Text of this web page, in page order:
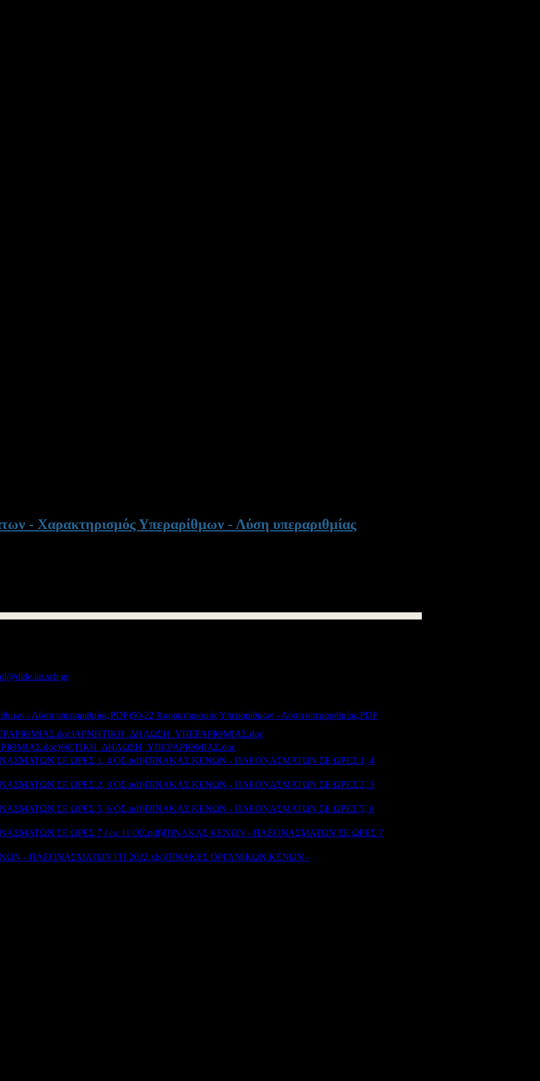
- Χαρακτηρισμός Υπεραρίθμων - Λύση υπεραριθμίας
λόγο)
3)
)
50-22 Χαρακτηρισμός Υπεραρίθμων - Λύση υπεραριθμίας.PDF
ΑΡΝΗΤΙΚΗ_ΔΗΛΩΣΗ_ΥΠΕΡΑΡΙΘΜΙΑΣ.doc
ΘΕΤΙΚΗ_ΔΗΛΩΣΗ_ΥΠΕΡΑΡΙΘΜΙΑΣ.doc
ΠΙΝΑΚΑΣ ΚΕΝΩΝ - ΠΛΕΟΝΑΣΜΑΤΩΝ ΣΕ ΩΡΕΣ 1, 4
ΠΙΝΑΚΑΣ ΚΕΝΩΝ - ΠΛΕΟΝΑΣΜΑΤΩΝ ΣΕ ΩΡΕΣ 2, 3
ΠΙΝΑΚΑΣ ΚΕΝΩΝ - ΠΛΕΟΝΑΣΜΑΤΩΝ ΣΕ ΩΡΕΣ 5, 6
ΠΙΝΑΚΑΣ ΚΕΝΩΝ - ΠΛΕΟΝΑΣΜΑΤΩΝ ΣΕ ΩΡΕΣ 7
ΠΙΝΑΚΕΣ ΟΡΓΑΝΙΚΩΝ ΚΕΝΩΝ -